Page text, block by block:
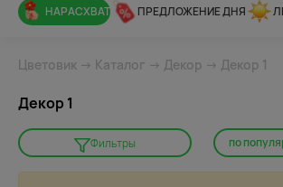
НАРАСХВАТ ПРЕДЛОЖЕНИЕ ДНЯ
Цветовик → Каталог → Декор → Декор 1
Декор 1
Фильтры по